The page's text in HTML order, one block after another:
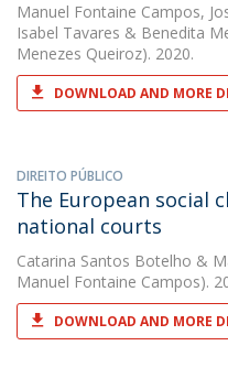
Manuel Fontaine Campos,
Isabel Tavares & Benedita
Menezes Queiroz). 2020.
DOWNLOAD AND MORE
DIREITO PÚBLICO
The European social
national courts
Catarina Santos Botelho &
Manuel Fontaine Campos).
DOWNLOAD AND MORE